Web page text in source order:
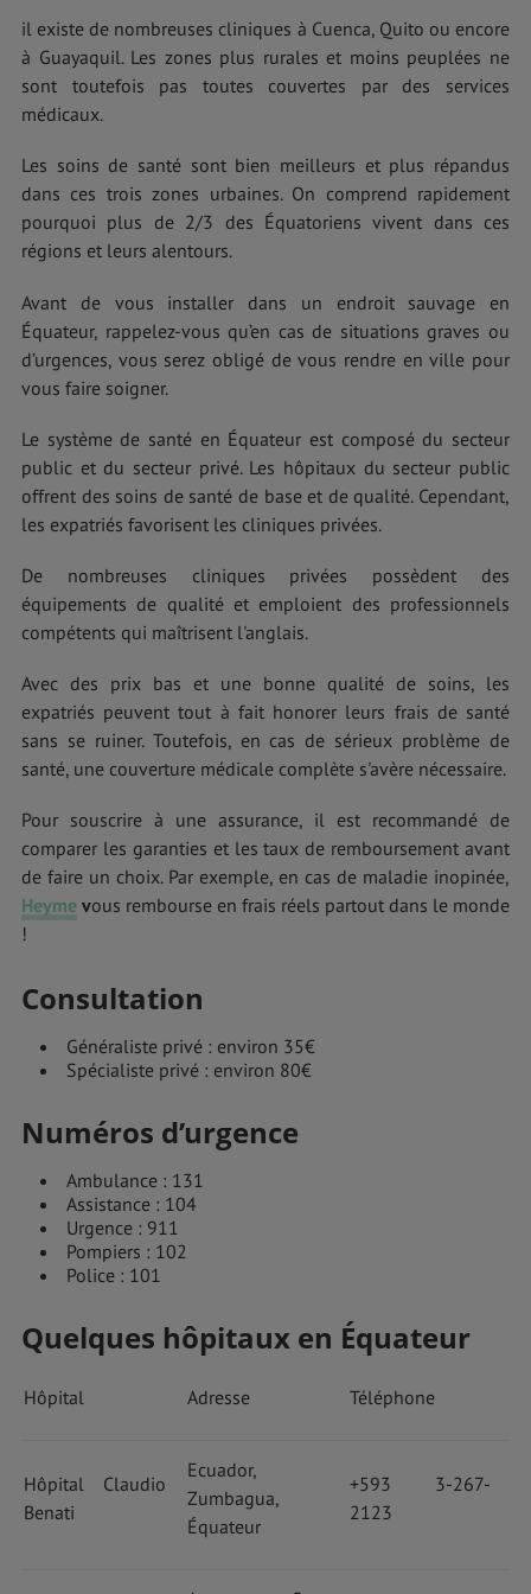
il existe de nombreuses cliniques à Cuenca, Quito ou encore
à Guayaquil. Les zones plus rurales et moins peuplées ne
sont toutefois pas toutes couvertes par des services
médicaux.
Les soins de santé sont bien meilleurs et plus répandus
dans ces trois zones urbaines. On comprend rapidement
pourquoi plus de 2/3 des Équatoriens vivent dans ces
régions et leurs alentours.
Avant de vous installer dans un endroit sauvage en
Équateur, rappelez-vous qu’en cas de situations graves ou
d’urgences, vous serez obligé de vous rendre en ville pour
vous faire soigner.
Le système de santé en Équateur est composé du secteur
public et du secteur privé. Les hôpitaux du secteur public
offrent des soins de santé de base et de qualité. Cependant,
les expatriés favorisent les cliniques privées.
De nombreuses cliniques privées possèdent des
équipements de qualité et emploient des professionnels
compétents qui maîtrisent l'anglais.
Avec des prix bas et une bonne qualité de soins, les
expatriés peuvent tout à fait honorer leurs frais de santé
sans se ruiner. Toutefois, en cas de sérieux problème de
santé, une couverture médicale complète s'avère nécessaire.
Pour souscrire à une assurance, il est recommandé de
comparer les garanties et les taux de remboursement avant
de faire un choix. Par exemple, en cas de maladie inopinée,
Heyme vous rembourse en frais réels partout dans le monde
!
Consultation
Généraliste privé : environ 35€
Spécialiste privé : environ 80€
Numéros d’urgence
Ambulance : 131
Assistance : 104
Urgence : 911
Pompiers : 102
Police : 101
Quelques hôpitaux en Équateur
Hôpital Adresse Téléphone
Hôpital Claudio
Benati
Ecuador,
Zumbagua,
Équateur
+593 3-267-
2123